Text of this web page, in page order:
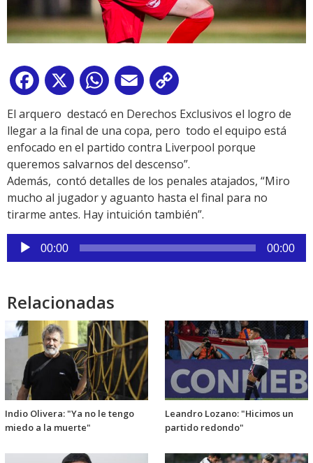
Facebook
X WhatsApp
Email
Link
El arquero destacó en Derechos Exclusivos el logro de
llegar a la final de una copa, pero todo el equipo está
enfocado en el partido contra Liverpool porque
queremos salvarnos del descenso”.
Además, contó detalles de los penales atajados, “Miro
mucho al jugador y aguanto hasta el final para no
tirarme antes. Hay intuición también”.
Reproductor
de
00:00 00:00
Relacionadas
Indio Olivera: "Ya no le tengo
miedo a la muerte"
Leandro Lozano: "Hicimos un
partido redondo"